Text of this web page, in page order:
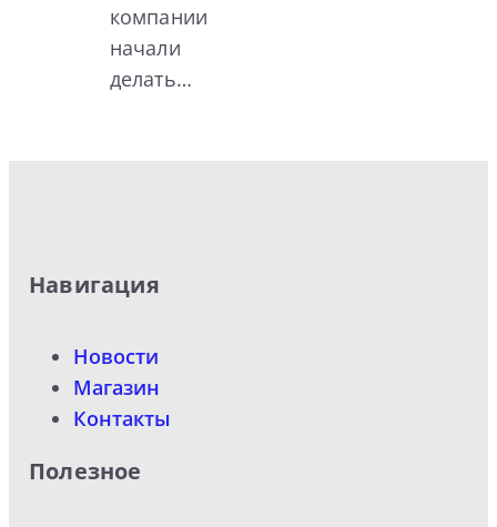
компании
начали
делать…
Навигация
Новости
Магазин
Контакты
Полезное